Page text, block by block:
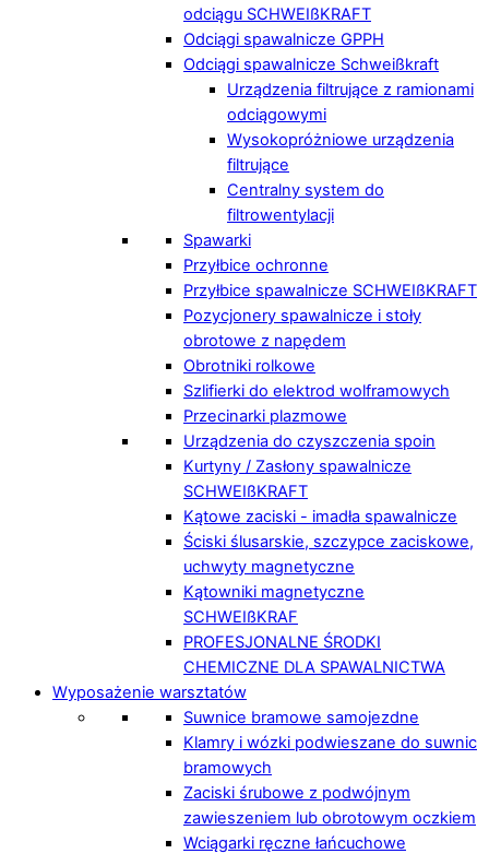
odciągu SCHWEIßKRAFT
Odciągi spawalnicze GPPH
Odciągi spawalnicze Schweißkraft
Urządzenia filtrujące z ramionami
odciągowymi
Wysokopróżniowe urządzenia
filtrujące
Centralny system do
filtrowentylacji
Spawarki
Przyłbice ochronne
Przyłbice spawalnicze SCHWEIßKRAFT
Pozycjonery spawalnicze i stoły
obrotowe z napędem
Obrotniki rolkowe
Szlifierki do elektrod wolframowych
Przecinarki plazmowe
Urządzenia do czyszczenia spoin
Kurtyny / Zasłony spawalnicze
SCHWEIßKRAFT
Kątowe zaciski - imadła spawalnicze
Ściski ślusarskie, szczypce zaciskowe,
uchwyty magnetyczne
Kątowniki magnetyczne
SCHWEIßKRAF
PROFESJONALNE ŚRODKI
CHEMICZNE DLA SPAWALNICTWA
Wyposażenie warsztatów
Suwnice bramowe samojezdne
Klamry i wózki podwieszane do suwnic
bramowych
Zaciski śrubowe z podwójnym
zawieszeniem lub obrotowym oczkiem
Wciągarki ręczne łańcuchowe